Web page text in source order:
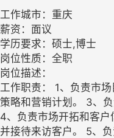
工作城市：重庆
薪资：面议
学历要求：硕士,博士
岗位性质：全职
岗位描述：
工作职责： 1、负责市
策略和营销计划。 3、
4、负责市场开拓和客户
并接待来访客户。 5、